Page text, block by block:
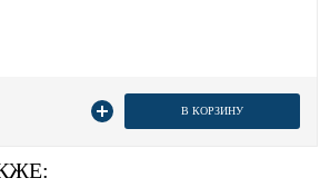
В КОРЗИНУ